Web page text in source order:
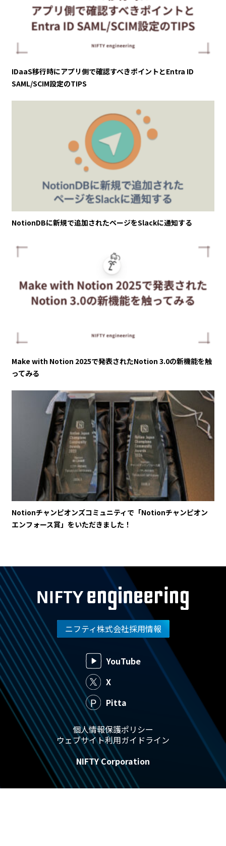
IDaaS移行時にアプリ側で確認すべきポイントとEntra ID
SAML/SCIM設定のTIPS
NotionDBに新規で追加されたページをSlackに通知する
Make with Notion 2025で発表されたNotion 3.0の新機能を触
ってみる
Notionチャンピオンズコミュニティで「Notionチャンピオン
エンフォース賞」をいただきました！
ニフティ株式会社採用情報
YouTube
X
Pitta
個人情報保護ポリシー
ウェブサイト利用ガイドライン
NIFTY Corporation